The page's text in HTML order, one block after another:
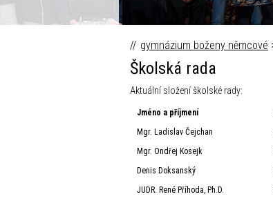
Fokus Václava
gymnázium boženy němcové
Školská rada
Aktuální složení školské rady:
Jméno a příjmení
Mgr. Ladislav Čejchan
Mgr. Ondřej Kosejk
Denis Doksanský
JUDR. René Příhoda, Ph.D.